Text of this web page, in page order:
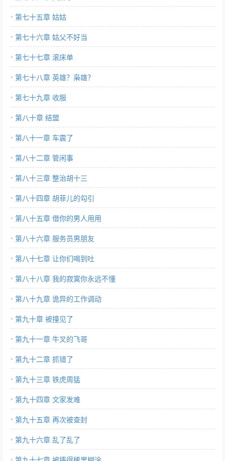
第七十五章 姑姑
第七十六章 姑父不好当
第七十七章 滚床单
第七十八章 英雄？枭雄？
第七十九章 收服
第八十章 结盟
第八十一章 车震了
第八十二章 管闲事
第八十三章 整治胡十三
第八十四章 胡菲儿的勾引
第八十五章 借你的男人用用
第八十六章 服务员男朋友
第八十七章 让你们喝到吐
第八十八章 我的寂寞你永远不懂
第八十九章 诡异的工作调动
第九十章 被撞见了
第九十一章 牛叉的飞哥
第九十二章 抓错了
第九十三章 铁虎周猛
第九十四章 文家发难
第九十五章 再次被查封
第九十六章 乱了乱了